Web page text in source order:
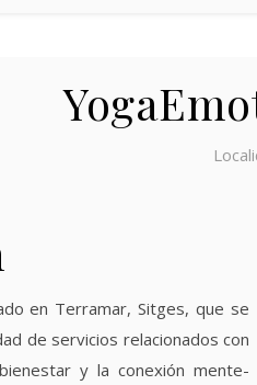
en Terramar, Sitges, que se
de servicios relacionados con
y la conexión mente-